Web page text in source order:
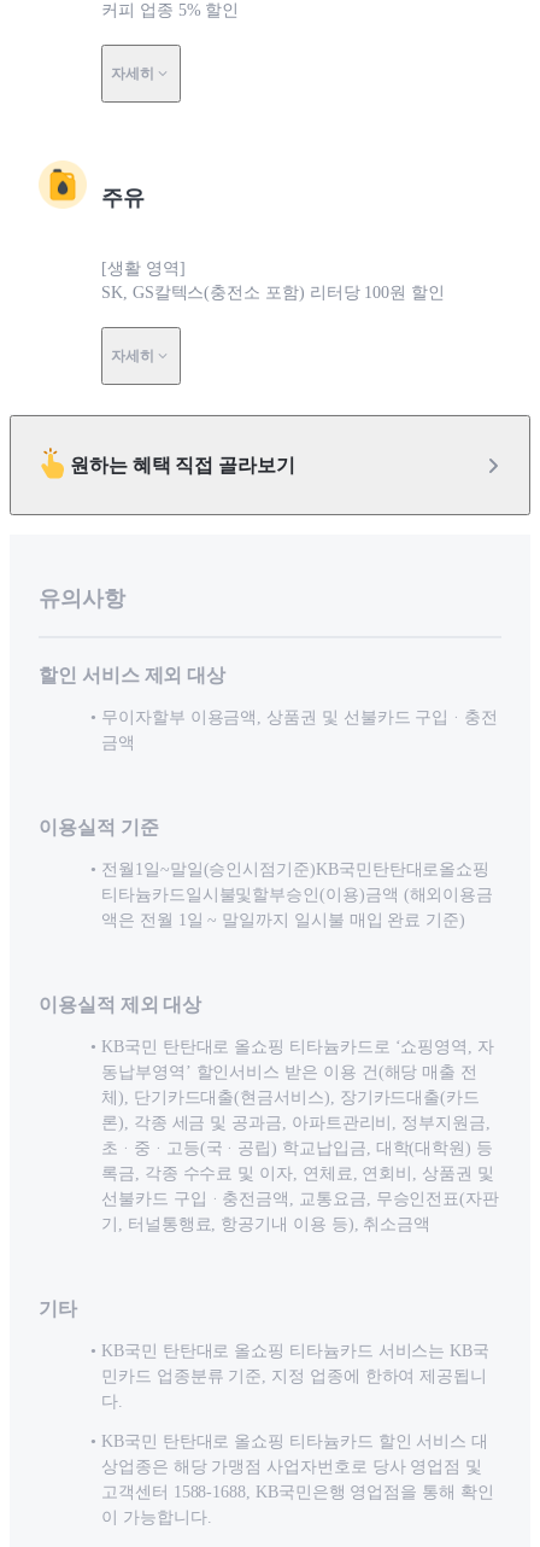
커피 업종 5% 할인
자세히
주유
[생활 영역]
SK, GS칼텍스(충전소 포함) 리터당 100원 할인
자세히
원하는 혜택 직접 골라보기
유의사항
할인 서비스 제외 대상
무이자할부 이용금액, 상품권 및 선불카드 구입ᆞ충전
금액
이용실적 기준
전월1일~말일(승인시점기준)KB국민탄탄대로올쇼핑
티타늄카드일시불및할부승인(이용)금액 (해외이용금
액은 전월 1일 ~ 말일까지 일시불 매입 완료 기준)
이용실적 제외 대상
KB국민 탄탄대로 올쇼핑 티타늄카드로 ‘쇼핑영역, 자
동납부영역’ 할인서비스 받은 이용 건(해당 매출 전
체), 단기카드대출(현금서비스), 장기카드대출(카드
론), 각종 세금 및 공과금, 아파트관리비, 정부지원금,
초ᆞ중ᆞ고등(국ᆞ공립) 학교납입금, 대학(대학원) 등
록금, 각종 수수료 및 이자, 연체료, 연회비, 상품권 및
선불카드 구입ᆞ충전금액, 교통요금, 무승인전표(자판
기, 터널통행료, 항공기내 이용 등), 취소금액
기타
KB국민 탄탄대로 올쇼핑 티타늄카드 서비스는 KB국
민카드 업종분류 기준, 지정 업종에 한하여 제공됩니
다.
KB국민 탄탄대로 올쇼핑 티타늄카드 할인 서비스 대
상업종은 해당 가맹점 사업자번호로 당사 영업점 및
고객센터 1588-1688, KB국민은행 영업점을 통해 확인
이 가능합니다.